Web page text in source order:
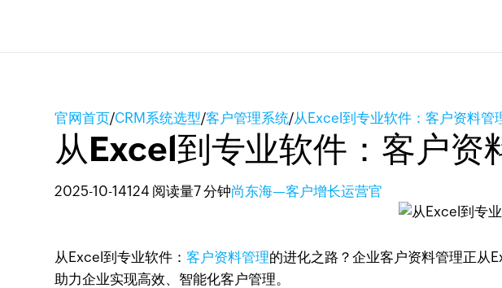
官网首页/CRM系统选型/客户管理系统/从Excel到专业软件：客户资料管
从Excel到专业软件：客户资
2025-10-14124 阅读量7 分钟尚东海—客户增长运营官
从Excel到专业软件：客户资料管理的进化之路？企业客户资料管理正从
助力企业实现高效、智能化客户管理。